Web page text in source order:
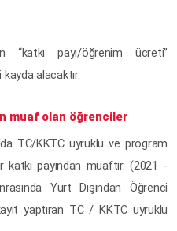
“katkı payı/öğrenim ücreti”
alacaktır.
muaf olan öğrenciler
TC/KKTC uyruklu ve program
payından muaftır. (2021 -
Yurt Dışından Öğrenci
yaptıran TC / KKTC uyruklu